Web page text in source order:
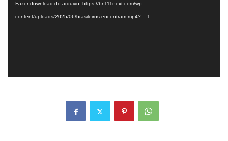
Fazer download do arquivo: https://br.111next.com/wp-
content/uploads/2025/06/brasileiros-encontram.mp4?_=1